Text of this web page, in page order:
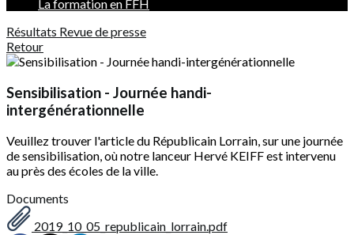
La formation en FFH
Résultats Revue de presse
Retour
Sensibilisation - Journée handi-
intergénérationnelle
Veuillez trouver l'article du Républicain Lorrain, sur une journée
de sensibilisation, où notre lanceur Hervé KEIFF est intervenu
au près des écoles de la ville.
Documents
2019_10_05_republicain_lorrain.pdf